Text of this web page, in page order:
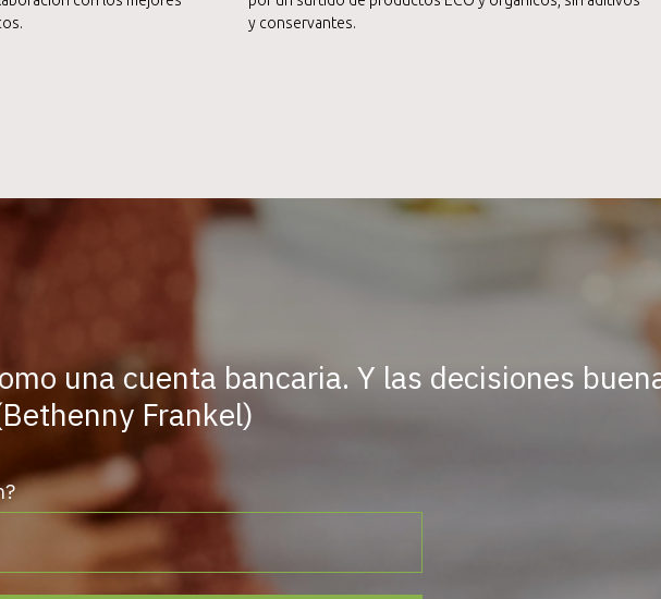
y conservantes.
una cuenta bancaria. Y las decisiones
Frankel)